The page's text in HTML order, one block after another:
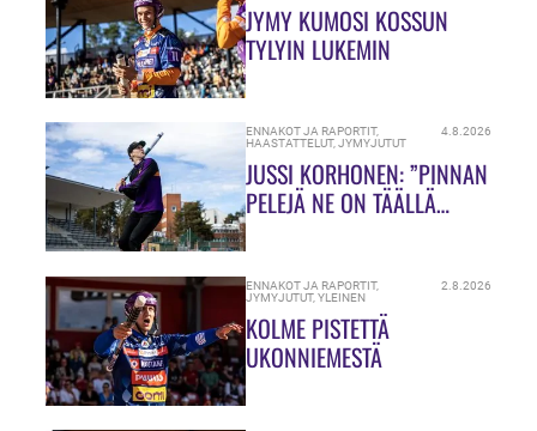
JYMY KUMOSI KOSSUN
TYLYIN LUKEMIN
ENNAKOT JA RAPORTIT,
HAASTATTELUT,JYMYJUTUT
4.8.2026
JUSSI KORHONEN: ”PINNAN
PELEJÄ NE ON TÄÄLLÄ
ENNAKOT JA RAPORTIT,
JYMYJUTUT,YLEINEN
2.8.2026
KOLME PISTETTÄ
UKONNIEMESTÄ